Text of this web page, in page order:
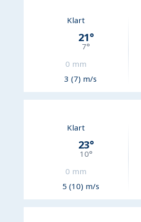
Klart
21°
7°
0 mm
3 (7) m/s
Klart
23°
10°
0 mm
5 (10) m/s